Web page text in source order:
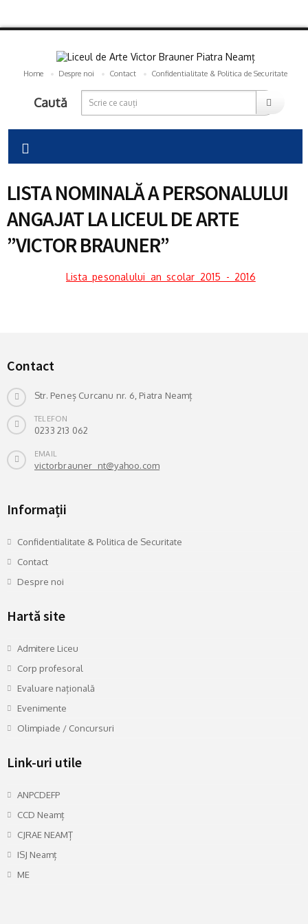
Home Despre noi Contact Confidentialitate & Politica de Securitate
Caută
LISTA NOMINALĂ A PERSONALULUI
ANGAJAT LA LICEUL DE ARTE
”VICTOR BRAUNER”
Lista_pesonalului_an_scolar_2015_-_2016
Contact
Str. Peneș Curcanu nr. 6, Piatra Neamț
TELEFON
0233 213 062
EMAIL
victorbrauner_nt@yahoo.com
Informații
Confidentialitate & Politica de Securitate
Contact
Despre noi
Hartă site
Admitere Liceu
Corp profesoral
Evaluare națională
Evenimente
Olimpiade / Concursuri
Link-uri utile
ANPCDEFP
CCD Neamț
CJRAE NEAMȚ
ISJ Neamț
ME